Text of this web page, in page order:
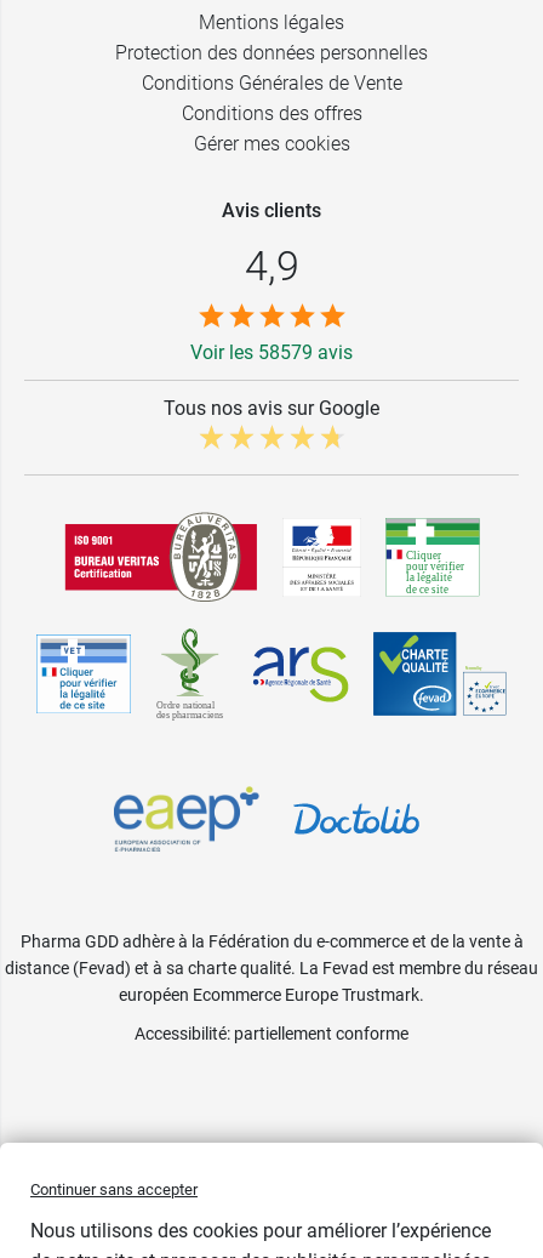
Mentions légales
Protection des données personnelles
Conditions Générales de Vente
Conditions des offres
Gérer mes cookies
Avis clients
4,9
Voir les 58579 avis
Tous nos avis sur Google
Pharma GDD adhère à la Fédération du e-commerce et de la vente à
distance (Fevad) et à sa charte qualité. La Fevad est membre du réseau
européen Ecommerce Europe Trustmark.
Accessibilité: partiellement conforme
Continuer sans accepter
Nous utilisons des cookies pour améliorer l’expérience